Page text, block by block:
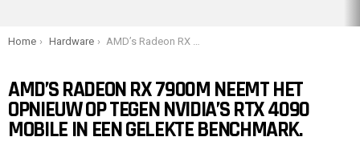
You are here:
Home Hardware AMD’s Radeon RX 7900M neemt het opnieuw op tegen NVIDIA’s RTX 4090 Mobile in een gelekte benchmark.
AMD’S RADEON RX 7900M NEEMT HET
OPNIEUW OP TEGEN NVIDIA’S RTX 4090
MOBILE IN EEN GELEKTE BENCHMARK.